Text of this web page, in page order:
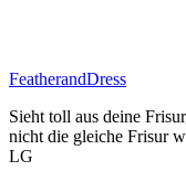
FeatherandDress
Sieht toll aus deine
nicht die gleiche Frisur
LG